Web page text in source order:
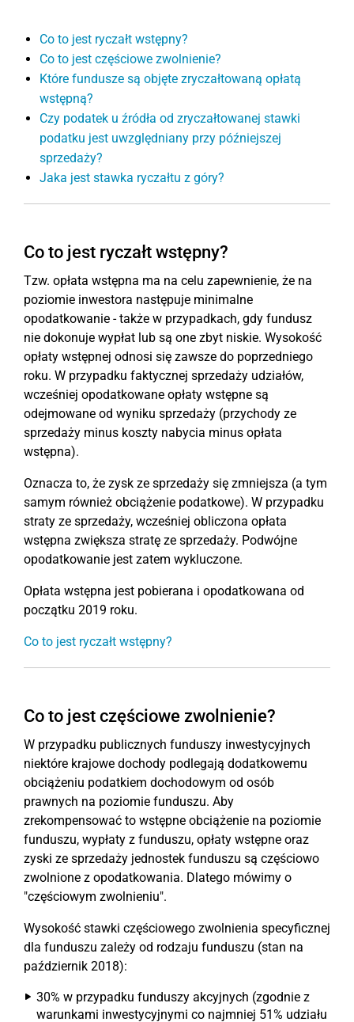
Co to jest ryczałt wstępny?
Co to jest częściowe zwolnienie?
Które fundusze są objęte zryczałtowaną opłatą
wstępną?
Czy podatek u źródła od zryczałtowanej stawki
podatku jest uwzględniany przy późniejszej
sprzedaży?
Jaka jest stawka ryczałtu z góry?
Co to jest ryczałt wstępny?
Tzw. opłata wstępna ma na celu zapewnienie, że na
poziomie inwestora następuje minimalne
opodatkowanie - także w przypadkach, gdy fundusz
nie dokonuje wypłat lub są one zbyt niskie. Wysokość
opłaty wstępnej odnosi się zawsze do poprzedniego
roku. W przypadku faktycznej sprzedaży udziałów,
wcześniej opodatkowane opłaty wstępne są
odejmowane od wyniku sprzedaży (przychody ze
sprzedaży minus koszty nabycia minus opłata
wstępna).
Oznacza to, że zysk ze sprzedaży się zmniejsza (a tym
samym również obciążenie podatkowe). W przypadku
straty ze sprzedaży, wcześniej obliczona opłata
wstępna zwiększa stratę ze sprzedaży. Podwójne
opodatkowanie jest zatem wykluczone.
Opłata wstępna jest pobierana i opodatkowana od
początku 2019 roku.
Co to jest ryczałt wstępny?
Co to jest częściowe zwolnienie?
W przypadku publicznych funduszy inwestycyjnych
niektóre krajowe dochody podlegają dodatkowemu
obciążeniu podatkiem dochodowym od osób
prawnych na poziomie funduszu. Aby
zrekompensować to wstępne obciążenie na poziomie
funduszu, wypłaty z funduszu, opłaty wstępne oraz
zyski ze sprzedaży jednostek funduszu są częściowo
zwolnione z opodatkowania. Dlatego mówimy o
"częściowym zwolnieniu".
Wysokość stawki częściowego zwolnienia specyficznej
dla funduszu zależy od rodzaju funduszu (stan na
październik 2018):
30% w przypadku funduszy akcyjnych (zgodnie z
warunkami inwestycyjnymi co najmniej 51% udziału